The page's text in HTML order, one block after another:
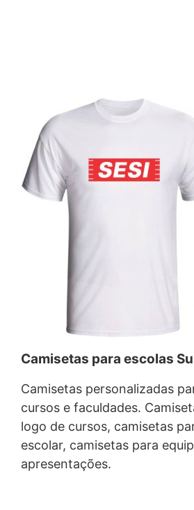
Camisetas para escolas
Camisetas personalizadas
cursos e faculdades.
logo de cursos, camisetas
escolar, camisetas para
apresentações.